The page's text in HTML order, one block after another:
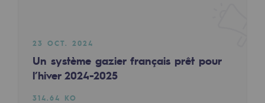
Espace pédagogique
Espace pédagogique
2050 : un monde d’énergies
23 OCT. 2024
Un système gazier français prêt pour
l’hiver 2024-2025
314.64 KO